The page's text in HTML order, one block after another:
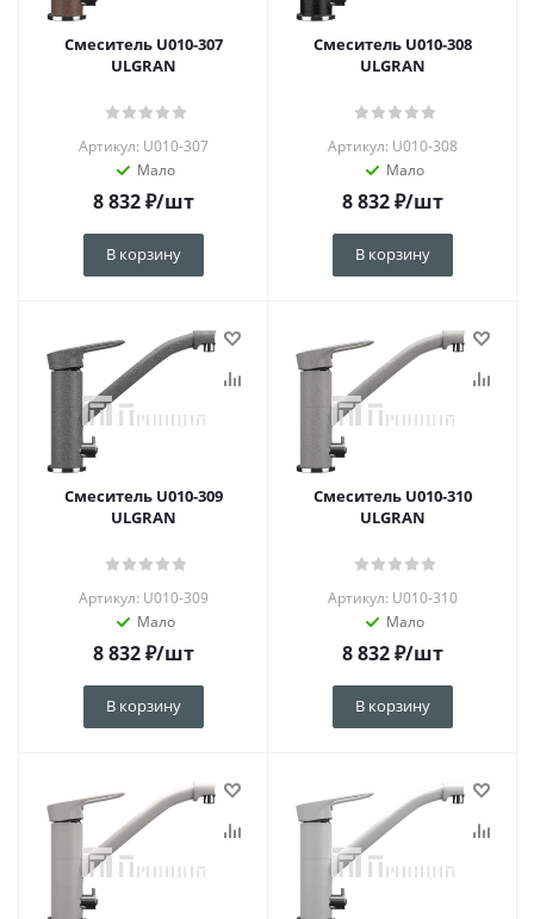
Смеситель U010-307
ULGRAN
Артикул: U010-307
Мало
8 832₽/шт
В корзину
Смеситель U010-308
ULGRAN
Артикул: U010-308
Мало
8 832₽/шт
В корзину
Смеситель U010-309
ULGRAN
Артикул: U010-309
Мало
8 832₽/шт
В корзину
Смеситель U010-310
ULGRAN
Артикул: U010-310
Мало
8 832₽/шт
В корзину